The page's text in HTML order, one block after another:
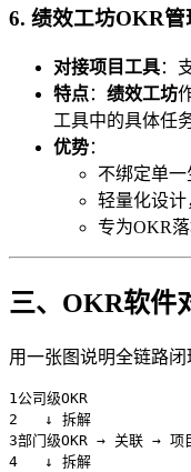
6. 绩效工坊OKR管
对接项目工具：
特点： 绩效工坊
工具中的具体任
优势：
不绑定单
轻量化设
专为OKR
三、OKR软件
用一张图说明全链路闭
1公司级OKR
2   ↓ 拆解
3部门级OKR → 关联 →
4   ↓ 拆解